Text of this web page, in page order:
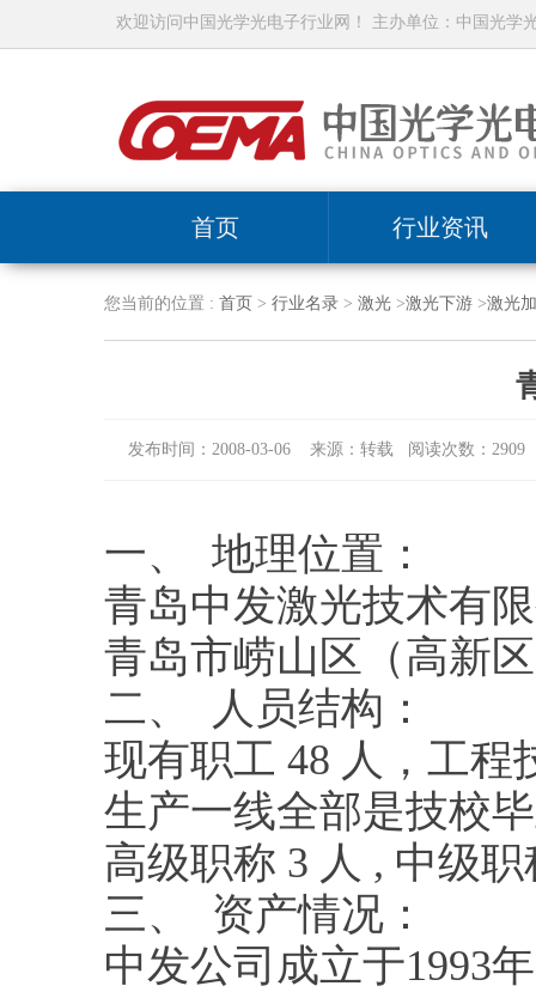
欢迎访问中国光学光电子行业网！ 主办单位：中国光学
首页 行业资讯
您当前的位置 : 首页 > 行业名录> 激光>激光下游>激光
发布时间：2008-03-06 来源：转载 阅读次数：2909
一、 地理位置：
青岛中发激光技术有
青岛市崂山区（高新
二、 人员结构：
现有职工 48 人，工程
生产一线全部是技校
高级职称 3 人 , 中级
三、 资产情况：
中发公司成立于1993